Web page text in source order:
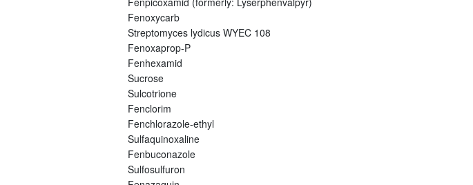
Fenoxycarb
Streptomyces lydicus WYEC 108
Fenoxaprop-P
Fenhexamid
Sucrose
Sulcotrione
Fenclorim
Fenchlorazole-ethyl
Sulfaquinoxaline
Fenbuconazole
Sulfosulfuron